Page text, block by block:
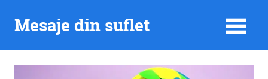
Mesaje din suflet